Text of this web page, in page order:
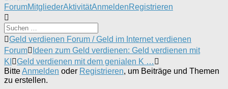
Forum-
Navigation
ForumMitgliederAktivitätAnmeldenRegistrieren
Forum-
Breadcrumbs
-
Du
bist
hier:
Geld verdienen Forum / Geld im Internet verdienen
Forum
Ideen zum Geld verdienen: Geld verdienen mit
KI
Geld verdienen mit dem genialen K …
BitteAnmelden oder Registrieren, um Beiträge und Themen
zu erstellen.